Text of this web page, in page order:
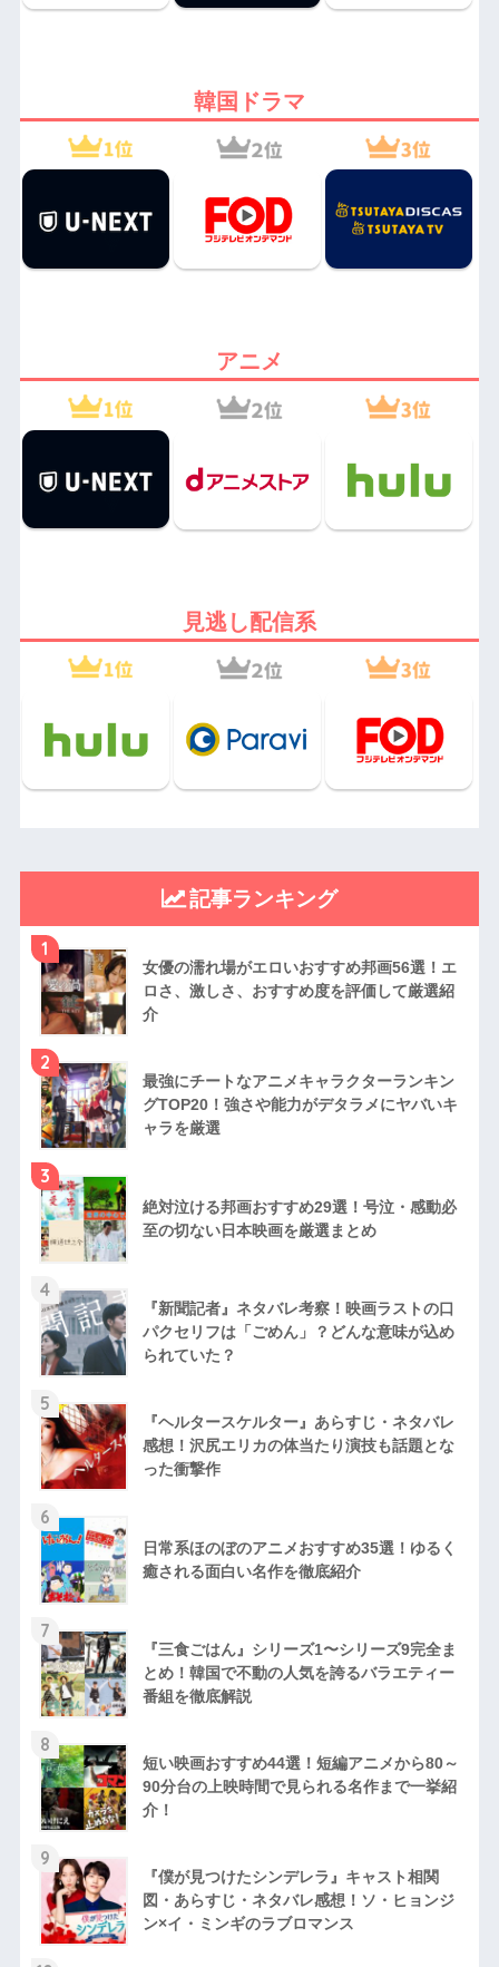
韓国ドラマ
アニメ
見逃し配信系
記事ランキング
1
女優の濡れ場がエロいおすすめ邦画56選！エ
ロさ、激しさ、おすすめ度を評価して厳選紹
介
2
最強にチートなアニメキャラクターランキン
グTOP20！強さや能力がデタラメにヤバいキ
ャラを厳選
3
絶対泣ける邦画おすすめ29選！号泣・感動必
至の切ない日本映画を厳選まとめ
4
『新聞記者』ネタバレ考察！映画ラストの口
パクセリフは「ごめん」？どんな意味が込め
られていた？
5
『ヘルタースケルター』あらすじ・ネタバレ
感想！沢尻エリカの体当たり演技も話題とな
った衝撃作
6
日常系ほのぼのアニメおすすめ35選！ゆるく
癒される面白い名作を徹底紹介
7
『三食ごはん』シリーズ1〜シリーズ9完全ま
とめ！韓国で不動の人気を誇るバラエティー
番組を徹底解説
8
短い映画おすすめ44選！短編アニメから80～
90分台の上映時間で見られる名作まで一挙紹
介！
9
『僕が見つけたシンデレラ』キャスト相関
図・あらすじ・ネタバレ感想！ソ・ヒョンジ
ン×イ・ミンギのラブロマンス